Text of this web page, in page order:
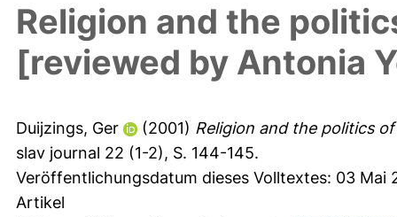
Religion and the
[reviewed by Antonia
Duijzings, Ger (2001) Religion and the politics
slav journal 22 (1-2), S. 144-145.
Veröffentlichungsdatum dieses Volltextes: 03 Mai
Artikel